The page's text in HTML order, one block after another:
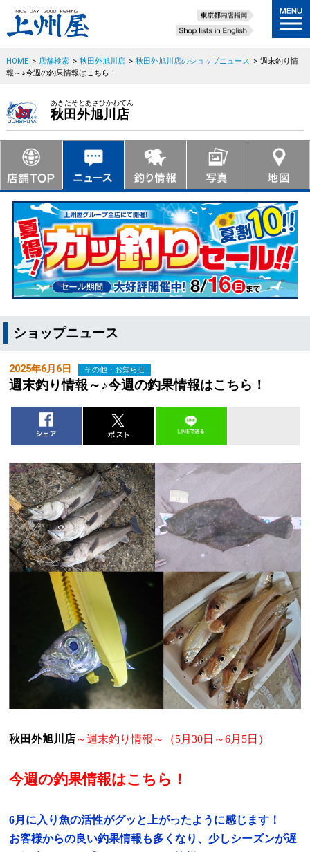
HOME > 店舗検索 > 秋田外旭川店 > 秋田外旭川店のショップニュース > 週末釣り情
報～♪今週の釣果情報はこちら！
あきたそとあさひかわてん
秋田外旭川店
ショップニュース
2025年6月6日 その他・お知らせ
週末釣り情報～♪今週の釣果情報はこちら！
秋田外旭川店～週末釣り情報～（5月30日～6月5日）
今週の釣果情報はこちら！
6月に入り魚の活性がグッと上がったように感じます！
お客様からの良い釣果情報も多くなり、少しシーズンが遅